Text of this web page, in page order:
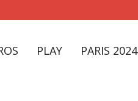
PLAY PARIS 2024